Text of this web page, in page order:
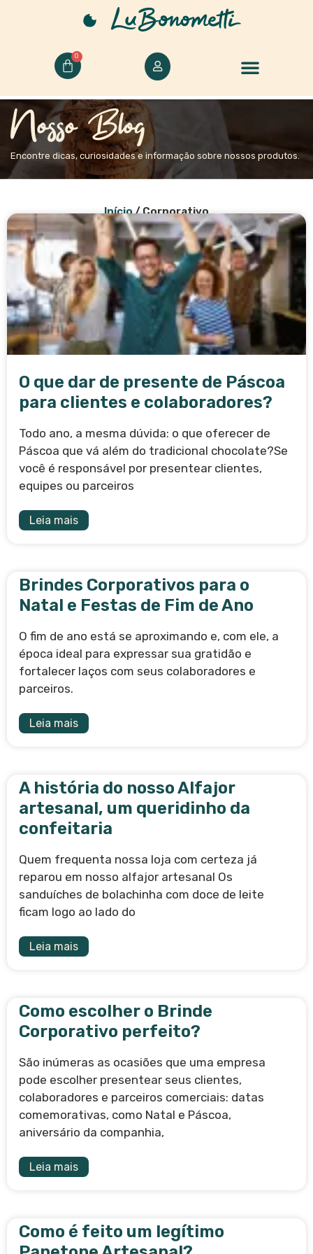
0
Nosso Blog
Encontre dicas, curiosidades e informação sobre nossos produtos.
Início/ Corporativo
O que dar de presente de Páscoa
para clientes e colaboradores?
Todo ano, a mesma dúvida: o que oferecer de
Páscoa que vá além do tradicional chocolate?Se
você é responsável por presentear clientes,
equipes ou parceiros
Leia mais
Brindes Corporativos para o
Natal e Festas de Fim de Ano
O fim de ano está se aproximando e, com ele, a
época ideal para expressar sua gratidão e
fortalecer laços com seus colaboradores e
parceiros.
Leia mais
A história do nosso Alfajor
artesanal, um queridinho da
confeitaria
Quem frequenta nossa loja com certeza já
reparou em nosso alfajor artesanal Os
sanduíches de bolachinha com doce de leite
ficam logo ao lado do
Leia mais
Como escolher o Brinde
Corporativo perfeito?
São inúmeras as ocasiões que uma empresa
pode escolher presentear seus clientes,
colaboradores e parceiros comerciais: datas
comemorativas, como Natal e Páscoa,
aniversário da companhia,
Leia mais
Como é feito um legítimo